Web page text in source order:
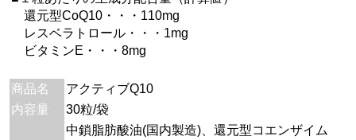
還元型CoQ10・・・110mg
レスベラトロール・・・1mg
ビタミンE・・・8mg
商品名
アクティブQ10
内容量
30粒/袋
中鎖脂肪酸油(国内製造)、還元型コエンザイム